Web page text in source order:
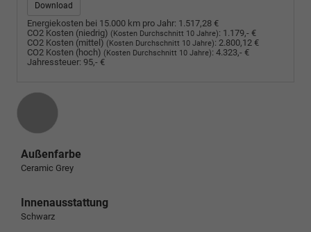
Download
Energiekosten bei 15.000 km pro Jahr: 1.517,28 €
CO2 Kosten (niedrig) (Kosten Durchschnitt 10 Jahre): 1.179,- €
CO2 Kosten (mittel) (Kosten Durchschnitt 10 Jahre): 2.800,12 €
CO2 Kosten (hoch) (Kosten Durchschnitt 10 Jahre): 4.323,- €
Jahressteuer: 95,- €
Außenfarbe
Ceramic Grey
Innenausstattung
Schwarz